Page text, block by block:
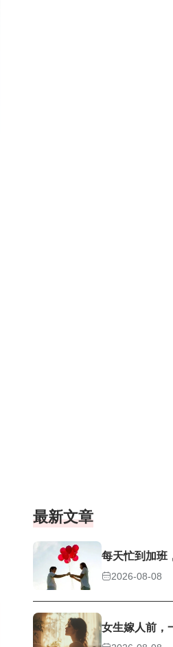
最新文章
每天忙到加班
2026-08-08
女生嫁人前，